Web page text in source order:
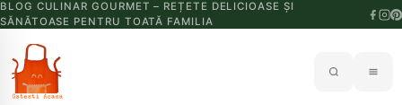
BLOG CULINAR GOURMET – REȚETE DELICIOASE ȘI
SĂNĂTOASE PENTRU TOATĂ FAMILIA